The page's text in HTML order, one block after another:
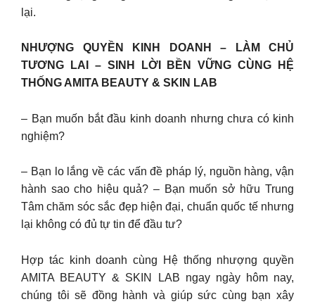
lại.
NHƯỢNG QUYỀN KINH DOANH – LÀM CHỦ
TƯƠNG LAI – SINH LỜI BỀN VỮNG CÙNG HỆ
THỐNG AMITA BEAUTY & SKIN LAB
– Bạn muốn bắt đầu kinh doanh nhưng chưa có kinh
nghiệm?
– Bạn lo lắng về các vấn đề pháp lý, nguồn hàng, vận
hành sao cho hiệu quả? – Bạn muốn sở hữu Trung
Tâm chăm sóc sắc đẹp hiện đại, chuẩn quốc tế nhưng
lại không có đủ tự tin để đầu tư?
Hợp tác kinh doanh cùng Hệ thống nhượng quyền
AMITA BEAUTY & SKIN LAB ngay ngày hôm nay,
chúng tôi sẽ đồng hành và giúp sức cùng bạn xây